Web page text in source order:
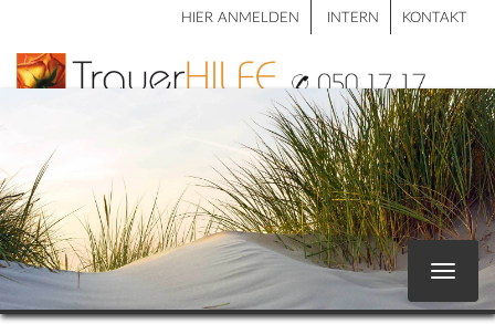
HIER ANMELDEN INTERN KONTAKT
Toggle